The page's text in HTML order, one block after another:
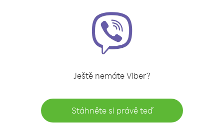
Ještě nemáte Viber?
Stáhněte si právě teď